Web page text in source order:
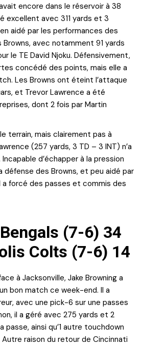
encore dans le réservoir à 38
excellent avec 311 yards et 3
aidé par les performances des
avec notamment 91 yards
le TE David Njoku. Défensivement,
concédé des points, mais elle a
Les Browns ont éteint l’attaque
et Trevor Lawrence a été
dont 2 fois par Martin
terrain, mais clairement pas à
(257 yards, 3 TD – 3 INT) n’a
d’échapper à la pression
défense des Browns, et peu aidé par
a forcé des passes et commis des
(7-6) 34
Colts (7-6) 14
à Jacksonville, Jake Browning a
bon match ce week-end. Il a
avec une pick-6 sur une passes
il a géré avec 275 yards et 2
passe, ainsi qu’1 autre touchdown
Autre raison du retour de Cincinnati